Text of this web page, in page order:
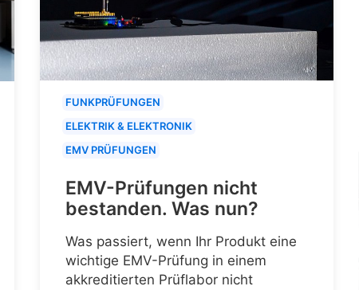
FUNKPRÜFUNGEN
ELEKTRIK & ELEKTRONIK
EMV PRÜFUNGEN
EMV-Prüfungen nicht
bestanden. Was nun?
Was passiert, wenn Ihr Produkt eine
wichtige EMV-Prüfung in einem
akkreditierten Prüflabor nicht